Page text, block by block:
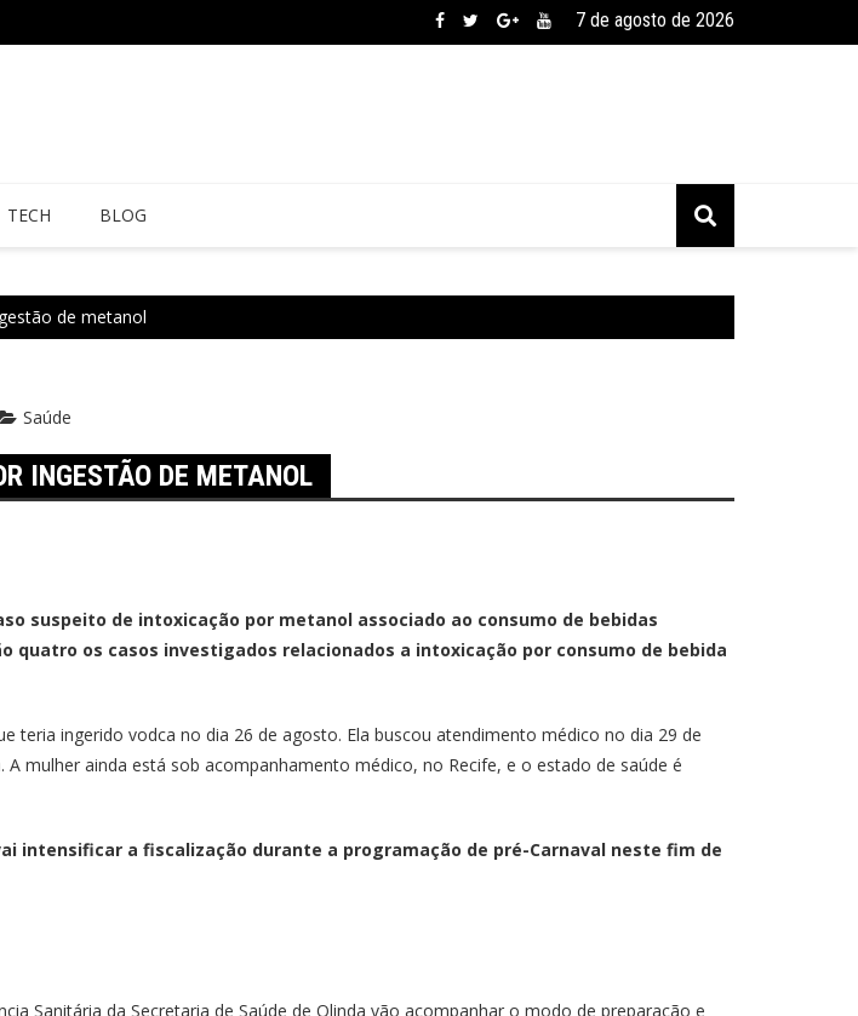
7 de agosto de 2026
TECH BLOG
de metanol
Saúde
INGESTÃO DE METANOL
suspeito de intoxicação por metanol associado ao consumo de bebidas
os casos investigados relacionados a intoxicação por consumo de bebida
teria ingerido vodca no dia 26 de agosto. Ela buscou atendimento médico no dia 29 de
mulher ainda está sob acompanhamento médico, no Recife, e o estado de saúde é
intensificar a fiscalização durante a programação de pré-Carnaval neste fim de
Sanitária da Secretaria de Saúde de Olinda vão acompanhar o modo de preparação e